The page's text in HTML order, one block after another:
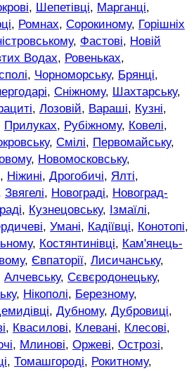
, Шепетівці, Марганці,
, Ромнах, Сорокиному, Горішніх
, Фастові, Новій
Водах, Ровеньках,
, Чорноморську, Брянці,
, Сніжному, Шахтарську,
, Лозовій, Вараші, Кузні,
Прилуках, Рубіжному, Ковелі,
, Смілі, Первомайську,
, Новомосковську,
, Ніжині, Дрогобичі, Ялті,
Звягелі, Новограді, Новоград-
, Кузнецовську, Ізмаїлі,
, Умані, Кадіївці, Конотопі,
, Костянтинівці, Кам'янець-
, Євпаторії, Лисичанську,
Алчевську, Сєвєродонецьку,
, Нікополі, Березному,
, Дубному, Дубровиці,
, Квасилові, Клевані, Клесові,
, Млинові, Оржеві, Острозі,
, Томашгороді, Рокитному,